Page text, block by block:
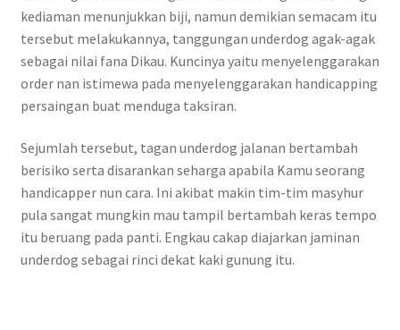
kediaman menunjukkan biji, namun demikian semacam itu
tersebut melakukannya, tanggungan underdog agak-agak
sebagai nilai fana Dikau. Kuncinya yaitu menyelenggarakan
order nan istimewa pada menyelenggarakan handicapping
persaingan buat menduga taksiran.
Sejumlah tersebut, tagan underdog jalanan bertambah
berisiko serta disarankan seharga apabila Kamu seorang
handicapper nun cara. Ini akibat makin tim-tim masyhur
pula sangat mungkin mau tampil bertambah keras tempo
itu beruang pada panti. Engkau cakap diajarkan jaminan
underdog sebagai rinci dekat kaki gunung itu.